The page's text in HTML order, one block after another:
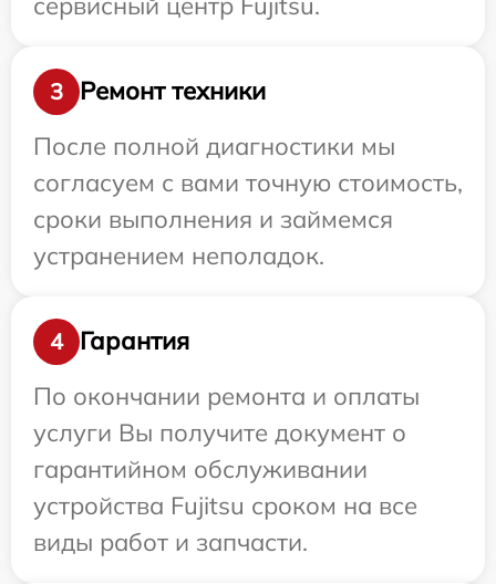
3
Ремонт техники
После полной диагностики мы
согласуем с вами точную стоимость,
сроки выполнения и займемся
устранением неполадок.
4
Гарантия
По окончании ремонта и оплаты
услуги Вы получите документ о
гарантийном обслуживании
устройства Fujitsu сроком на все
виды работ и запчасти.